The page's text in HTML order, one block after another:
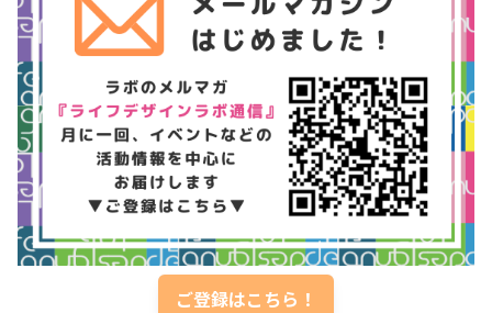
ご登録はこちら！